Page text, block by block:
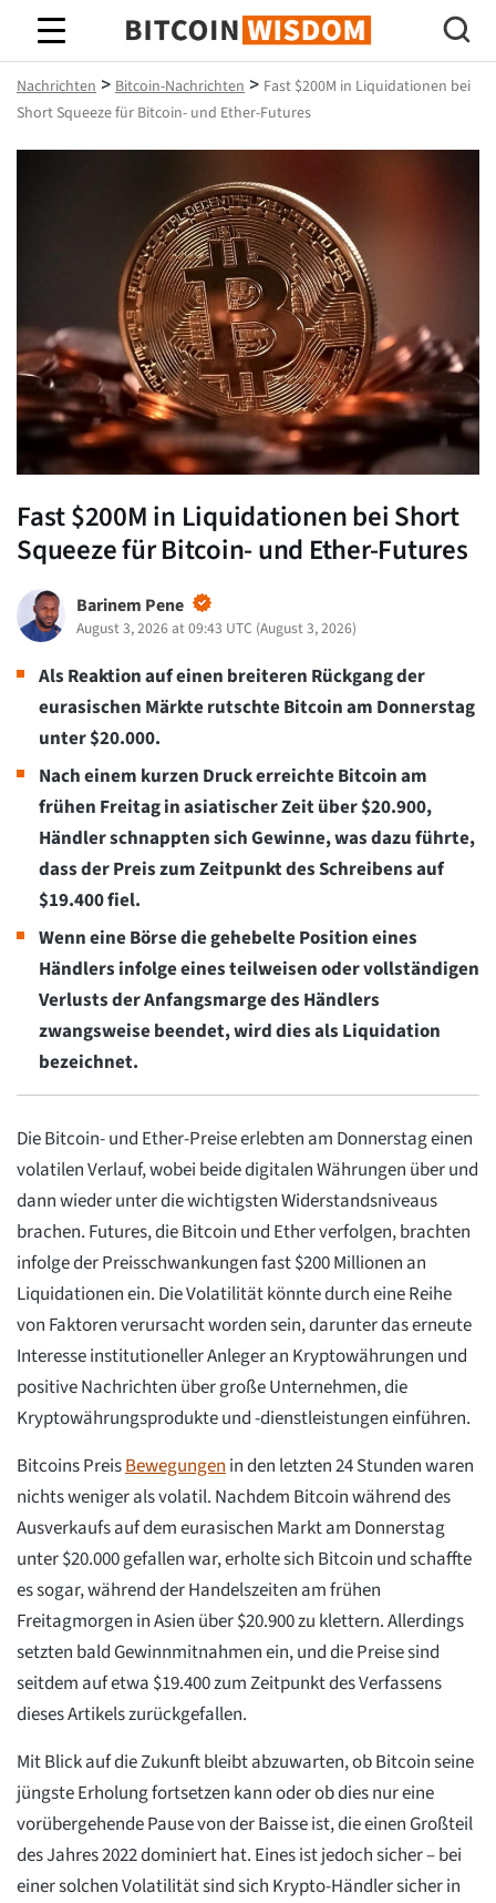
Bitcoin-Weisheit
Nachrichten > Bitcoin-Nachrichten > Fast $200M in Liquidationen bei
Short Squeeze für Bitcoin- und Ether-Futures
Fast $200M in Liquidationen bei Short
Squeeze für Bitcoin- und Ether-Futures
Barinem Pene
August 3, 2026 at 09:43 UTC (August 3, 2026)
Als Reaktion auf einen breiteren Rückgang der
eurasischen Märkte rutschte Bitcoin am Donnerstag
unter $20.000.
Nach einem kurzen Druck erreichte Bitcoin am
frühen Freitag in asiatischer Zeit über $20.900,
Händler schnappten sich Gewinne, was dazu führte,
dass der Preis zum Zeitpunkt des Schreibens auf
$19.400 fiel.
Wenn eine Börse die gehebelte Position eines
Händlers infolge eines teilweisen oder vollständigen
Verlusts der Anfangsmarge des Händlers
zwangsweise beendet, wird dies als Liquidation
bezeichnet.
Die Bitcoin- und Ether-Preise erlebten am Donnerstag einen
volatilen Verlauf, wobei beide digitalen Währungen über und
dann wieder unter die wichtigsten Widerstandsniveaus
brachen. Futures, die Bitcoin und Ether verfolgen, brachten
infolge der Preisschwankungen fast $200 Millionen an
Liquidationen ein. Die Volatilität könnte durch eine Reihe
von Faktoren verursacht worden sein, darunter das erneute
Interesse institutioneller Anleger an Kryptowährungen und
positive Nachrichten über große Unternehmen, die
Kryptowährungsprodukte und -dienstleistungen einführen.
Bitcoins PreisBewegungenin den letzten 24 Stunden waren
nichts weniger als volatil. Nachdem Bitcoin während des
Ausverkaufs auf dem eurasischen Markt am Donnerstag
unter $20.000 gefallen war, erholte sich Bitcoin und schaffte
es sogar, während der Handelszeiten am frühen
Freitagmorgen in Asien über $20.900 zu klettern. Allerdings
setzten bald Gewinnmitnahmen ein, und die Preise sind
seitdem auf etwa $19.400 zum Zeitpunkt des Verfassens
dieses Artikels zurückgefallen.
Mit Blick auf die Zukunft bleibt abzuwarten, ob Bitcoin seine
jüngste Erholung fortsetzen kann oder ob dies nur eine
vorübergehende Pause von der Baisse ist, die einen Großteil
des Jahres 2022 dominiert hat. Eines ist jedoch sicher – bei
einer solchen Volatilität sind sich Krypto-Händler sicher in